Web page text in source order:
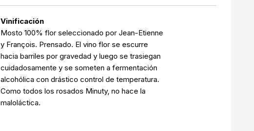
Vinificación
Mosto 100% flor seleccionado por Jean-Etienne
y François. Prensado. El vino flor se escurre
hacia barriles por gravedad y luego se trasiegan
cuidadosamente y se someten a fermentación
alcohólica con drástico control de temperatura.
Como todos los rosados ​​Minuty, no hace la
maloláctica.